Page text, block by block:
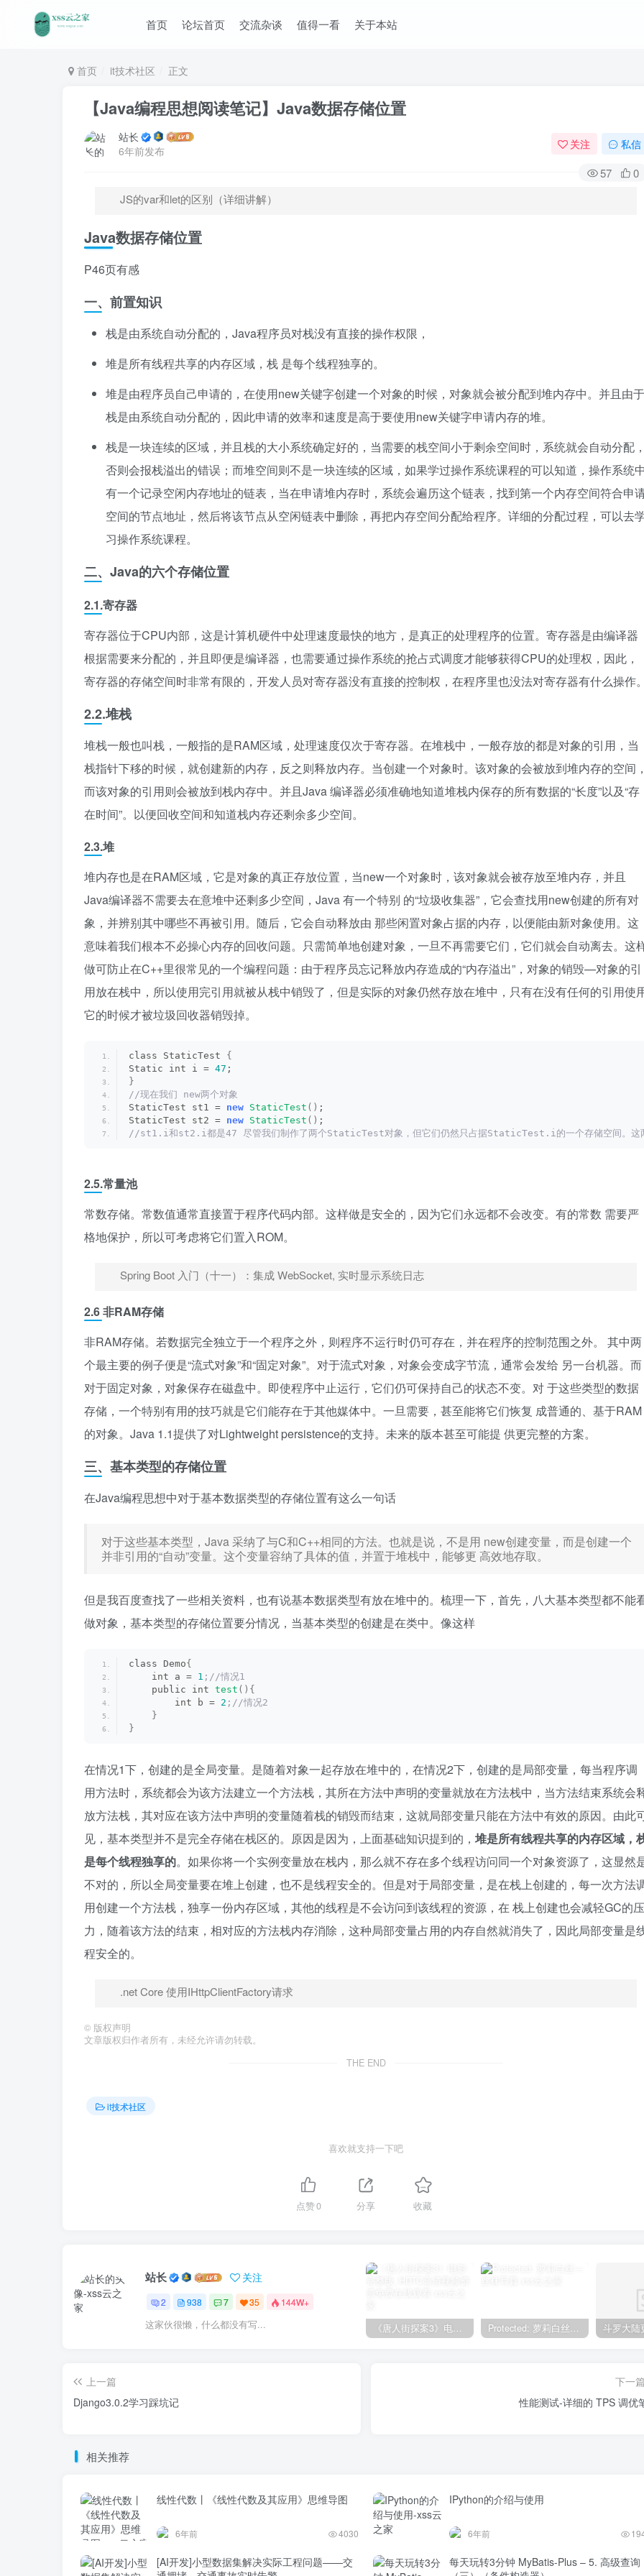
首页 论坛首页 交流杂谈 值得一看 关于本站
首页 it技术社区 正文
【Java编程思想阅读笔记】Java数据存储位置
站长
6年前发布
关注 私信
57
0
JS的var和let的区别（详细讲解）
Java数据存储位置
P46页有感
一、前置知识
栈是由系统自动分配的，Java程序员对栈没有直接的操作权限，
堆是所有线程共享的内存区域，栈 是每个线程独享的。
堆是由程序员自己申请的，在使用new关键字创建一个对象的时候，对象就会被分配到堆内存中。并且由于
栈是由系统自动分配的，因此申请的效率和速度是高于要使用new关键字申请内存的堆。
栈是一块连续的区域，并且栈的大小系统确定好的，当需要的栈空间小于剩余空间时，系统就会自动分配
否则会报栈溢出的错误；而堆空间则不是一块连续的区域，如果学过操作系统课程的可以知道，操作系统
有一个记录空闲内存地址的链表，当在申请堆内存时，系统会遍历这个链表，找到第一个内存空间符合申
空间的节点地址，然后将该节点从空闲链表中删除，再把内存空间分配给程序。详细的分配过程，可以去
习操作系统课程。
二、Java的六个存储位置
2.1.寄存器
寄存器位于CPU内部，这是计算机硬件中处理速度最快的地方，是真正的处理程序的位置。寄存器是由编译器
根据需要来分配的，并且即便是编译器，也需要通过操作系统的抢占式调度才能够获得CPU的处理权，因此，
寄存器的存储空间时非常有限的，开发人员对寄存器没有直接的控制权，在程序里也没法对寄存器有什么操作
2.2.堆栈
堆栈一般也叫栈，一般指的是RAM区域，处理速度仅次于寄存器。在堆栈中，一般存放的都是对象的引用，当
栈指针下移的时候，就创建新的内存，反之则释放内存。当创建一个对象时。该对象的会被放到堆内存的空间
而该对象的引用则会被放到栈内存中。并且Java 编译器必须准确地知道堆栈内保存的所有数据的“长度”以及“存
在时间”。以便回收空间和知道栈内存还剩余多少空间。
2.3.堆
堆内存也是在RAM区域，它是对象的真正存放位置，当new一个对象时，该对象就会被存放至堆内存，并且
Java编译器不需要去在意堆中还剩多少空间，Java 有一个特别 的“垃圾收集器”，它会查找用new创建的所有对
象，并辨别其中哪些不再被引用。随后，它会自动释放由 那些闲置对象占据的内存，以便能由新对象使用。这
意味着我们根本不必操心内存的回收问题。只需简单地创建对象，一旦不再需要它们，它们就会自动离去。这
做可防止在C++里很常见的一个编程问题：由于程序员忘记释放内存造成的“内存溢出”，对象的销毁—对象的引
用放在栈中，所以使用完引用就被从栈中销毁了，但是实际的对象仍然存放在堆中，只有在没有任何的引用使
它的时候才被垃圾回收器销毁掉。
class StaticTest {
Static int i = 47 ;
}
//现在我们 new两个对象
StaticTest st1 = new StaticTest () ;
StaticTest st2 = new StaticTest () ;
//st1.i和st2.i都是47 尽管我们制作了两个StaticTest对象，但它们仍然只占据StaticTest.i的一个存储空间。这两
2.5.常量池
常数存储。常数值通常直接置于程序代码内部。这样做是安全的，因为它们永远都不会改变。有的常数 需要严
格地保护，所以可考虑将它们置入ROM。
Spring Boot 入门（十一）：集成 WebSocket, 实时显示系统日志
2.6 非RAM存储
非RAM存储。若数据完全独立于一个程序之外，则程序不运行时仍可存在，并在程序的控制范围之外。 其中两
个最主要的例子便是“流式对象”和“固定对象”。对于流式对象，对象会变成字节流，通常会发给 另一台机器。而
对于固定对象，对象保存在磁盘中。即使程序中止运行，它们仍可保持自己的状态不变。对 于这些类型的数据
存储，一个特别有用的技巧就是它们能存在于其他媒体中。一旦需要，甚至能将它们恢复 成普通的、基于RAM
的对象。Java 1.1提供了对Lightweight persistence的支持。未来的版本甚至可能提 供更完整的方案。
三、基本类型的存储位置
在Java编程思想中对于基本数据类型的存储位置有这么一句话
对于这些基本类型，Java 采纳了与C和C++相同的方法。也就是说，不是用 new创建变量，而是创建一个
并非引用的“自动”变量。这个变量容纳了具体的值，并置于堆栈中，能够更 高效地存取。
但是我百度查找了一些相关资料，也有说基本数据类型有放在堆中的。梳理一下，首先，八大基本类型都不能
做对象，基本类型的存储位置要分情况，当基本类型的创建是在类中。像这样
class Demo{
    int a =
1 ;//情况1
    public int
test (){
        int b =
2 ;//情况2
}
}
在情况1下，创建的是全局变量。是随着对象一起存放在堆中的，在情况2下，创建的是局部变量，每当程序调
用方法时，系统都会为该方法建立一个方法栈，其所在方法中声明的变量就放在方法栈中，当方法结束系统会
放方法栈，其对应在该方法中声明的变量随着栈的销毁而结束，这就局部变量只能在方法中有效的原因。由此
见，基本类型并不是完全存储在栈区的。原因是因为，上面基础知识提到的， 堆是所有线程共享的内存区域，
是每个线程独享的。如果你将一个实例变量放在栈内，那么就不存在多个线程访问同一个对象资源了，这显然
不对的，所以全局变量要在堆上创建，也不是线程安全的。但是对于局部变量，是在栈上创建的，每一次方法
用创建一个方法栈，独享一份内存区域，其他的线程是不会访问到该线程的资源，在 栈上创建也会减轻GC的压
力，随着该方法的结束，相对应的方法栈内存消除，这种局部变量占用的内存自然就消失了，因此局部变量是
程安全的。
.net Core 使用IHttpClientFactory请求
© 版权声明
文章版权归作者所有，未经允许请勿转载。
THE END
it技术社区
喜欢就支持一下吧
点赞0 分享 收藏
站长 关注
2 938 7 35 144W+
这家伙很懒，什么都没有写...
上一篇
Django3.0.2学习踩坑记
下一
性能测试-详细的 TPS 调优
相关推荐
线性代数丨《线性代数及其应用》思维导图
6年前 4030
IPython的介绍与使用
6年前
[AI开发]小型数据集解决实际工程问题——交
每天玩转3分钟 MyBatis-Plus – 5. 高级查询